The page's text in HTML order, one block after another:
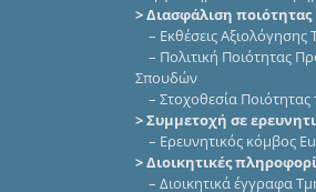
> Διασφάλιση ποιότητας
– Εκθέσεις Αξιολόγησης
– Πολιτική Ποιότητας
Σπουδών
– Στοχοθεσία
> Συμμετοχή σε
– Eρευνητικός κόμβος
> Διοικητικές
– Διοικητικά έγγραφα